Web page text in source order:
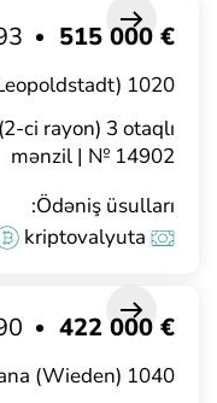
ci rayon) 3 otaqlı
mənzil | № 14902
€ 515 000
m²
1020 Vyana (Leopoldstadt)
Ödəniş üsulları:
kriptovalyuta
€ 422 000
m²
1040 Vyana (Wieden)